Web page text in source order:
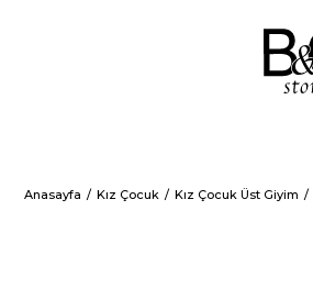
Anasayfa Kız Çocuk Kız Çocuk Üst Giyim